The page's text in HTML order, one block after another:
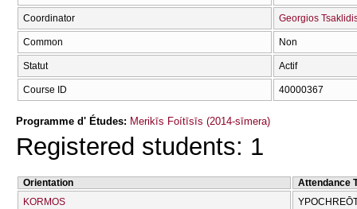
Coordinator Georgios
Common Non
Statut Actif
Course ID 40000367
Programme d' Études: Merikīs Foítīsīs (2014-sīmera)
Registered students: 1
Orientation
Attendance
KORMOS